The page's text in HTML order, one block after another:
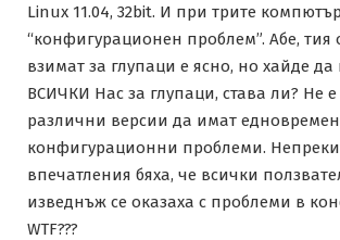
Linux 11.04, 32bit. И при трите
“конфигурационен проблем”. Абе, тия
взимат за глупаци е ясно, но хайде
ВСИЧКИ Нас за глупаци, става ли? Не
различни версии да имат
конфигурационни проблеми.
впечатления бяха, че всички
изведнъж се оказаха с проблеми в
WTF???